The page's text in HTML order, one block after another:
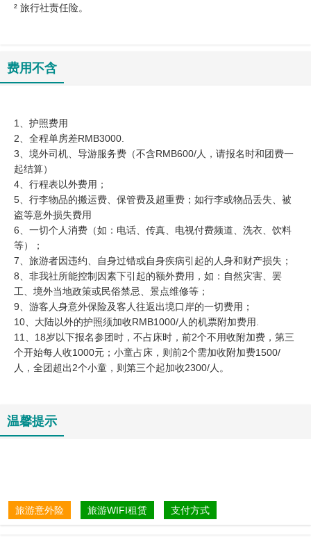
² 旅行社责任险。
费用不含
1、护照费用
2、全程单房差RMB3000.
3、境外司机、导游服务费（不含RMB600/人，请报名时和团费一
起结算）
4、行程表以外费用；
5、行李物品的搬运费、保管费及超重费；如行李或物品丢失、被
盗等意外损失费用
6、一切个人消费（如：电话、传真、电视付费频道、洗衣、饮料
等）；
7、旅游者因违约、自身过错或自身疾病引起的人身和财产损失；
8、非我社所能控制因素下引起的额外费用，如：自然灾害、罢
工、境外当地政策或民俗禁忌、景点维修等；
9、游客人身意外保险及客人往返出境口岸的一切费用；
10、大陆以外的护照须加收RMB1000/人的机票附加费用.
11、18岁以下报名参团时，不占床时，前2个不用收附加费，第三
个开始每人收1000元；小童占床，则前2个需加收附加费1500/
人，全团超出2个小童，则第三个起加收2300/人。
温馨提示
旅游意外险 旅游WIFI租赁 支付方式